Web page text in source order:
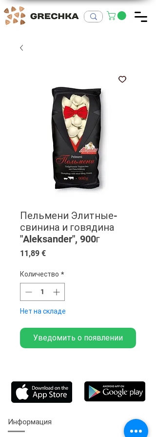
Пельмени Элитные-
свинина и говядина
"Aleksander", 900г
11,89 €Цена
Количество *
Нет на складе
Уведомить о появлении
Информация